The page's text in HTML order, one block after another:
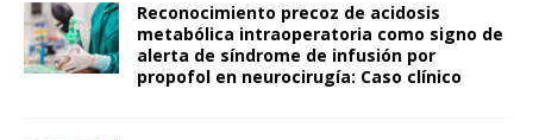
Reconocimiento precoz de acidosis
metabólica intraoperatoria como signo de
alerta de síndrome de infusión por
propofol en neurocirugía: Caso clínico